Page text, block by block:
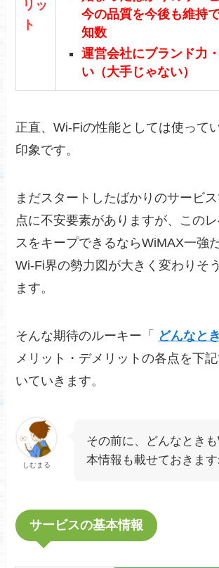
リッ
ト
今の品質を今後も維持
知数
運営会社にブランド力
い（大手じゃない）
正直、Wi-Fiの性能としては使って
印象です。
まだスタートしたばかりのサービ
点に不安要素がありますが、この
スをキープできるならWiMAX一強
Wi-Fi界の勢力図が大きく変わりそ
ます。
そんな期待のルーキー「 どんなと
メリット・デメリットの各点を下
いていきます。
しむまる
その前に、どんなとき
本情報も載せておきます
サービスの基本情報